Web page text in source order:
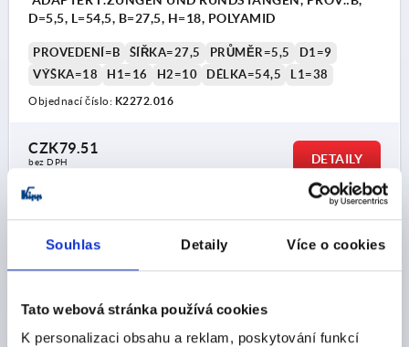
Souhlas Detaily Více o cookies
Tato webová stránka používá cookies
K personalizaci obsahu a reklam, poskytování funkcí
D=5,5, L=54,5, B=27,5, H=18, POLYAMID
PROVEDENÍ=B ŠÍŘKA=27,5 PRŮMĚR=5,5
D1=9
VÝŠKA=18
H1=16 H2=10 DÉLKA=54,5 L1=38
Objednací číslo: K2272.016
CZK79.51
bez DPH
DETAILY
FORMS